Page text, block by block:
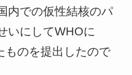
内での仮性結核のパ
いにしてWHOに
ものを提出したので